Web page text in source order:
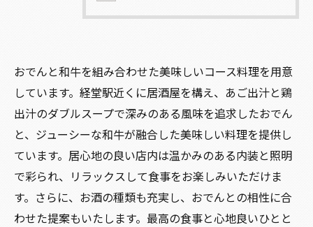
おでんと和牛を組み合わせた美味しいコース料理を用意
しています。経堂駅近くに居酒屋を構え、あご出汁と鶏
出汁のダブルスープで深みのある風味を追求したおでん
と、ジューシーな和牛が融合した美味しい料理を提供し
ています。居心地の良い店内は温かみのある内装と照明
で彩られ、リラックスして食事をお楽しみいただけま
す。さらに、お酒の種類も充実し、おでんとの相性に合
わせた提案もいたします。最高の食事と心地良いひとと